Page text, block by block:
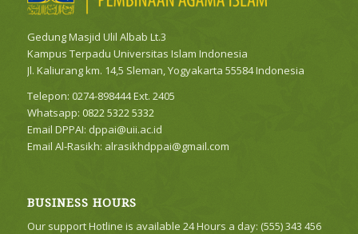
Gedung Masjid Ulil Albab Lt.3
Kampus Terpadu Universitas Islam Indonesia
Jl. Kaliurang km. 14,5 Sleman, Yogyakarta 55584 Indonesia
Telepon: 0274-898444 Ext. 2405
Whatsapp: 0822 5322 5332
Email DPPAI: dppai@uii.ac.id
Email Al-Rasikh: alrasikhdppai@gmail.com
BUSINESS HOURS
Our support Hotline is available 24 Hours a day: (555) 343 456